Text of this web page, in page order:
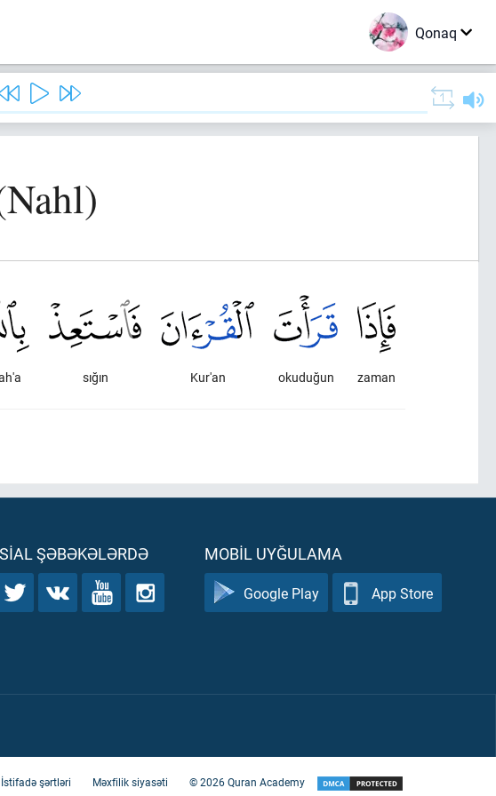
Qonaq
zaman
okuduğun
Kur'an
sığın
ŞƏBƏKƏLƏRDƏ MOBIL UYĞULAMA
Google Play App Store
İstifadə şərtləri Məxfilik siyasəti ©2026Quran Academy